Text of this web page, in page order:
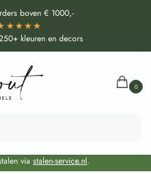
boven € 1000,-
kleuren en decors
0
collecties momenteel een EXTRA
de reguliere levertijd.
via stalen-service.nl.